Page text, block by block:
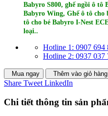
Babyro S800, ghế ngồi ô tô
Babyro Wing, Ghế ô tô cho
tô cho bé Babyro I-Nest
l oại..
Hotline 1: 0907 694
Hotline 2: 0937 037
Mua ngay Thêm vào giỏ hàng
Share Tweet LinkedIn
Chi tiết thông tin sản